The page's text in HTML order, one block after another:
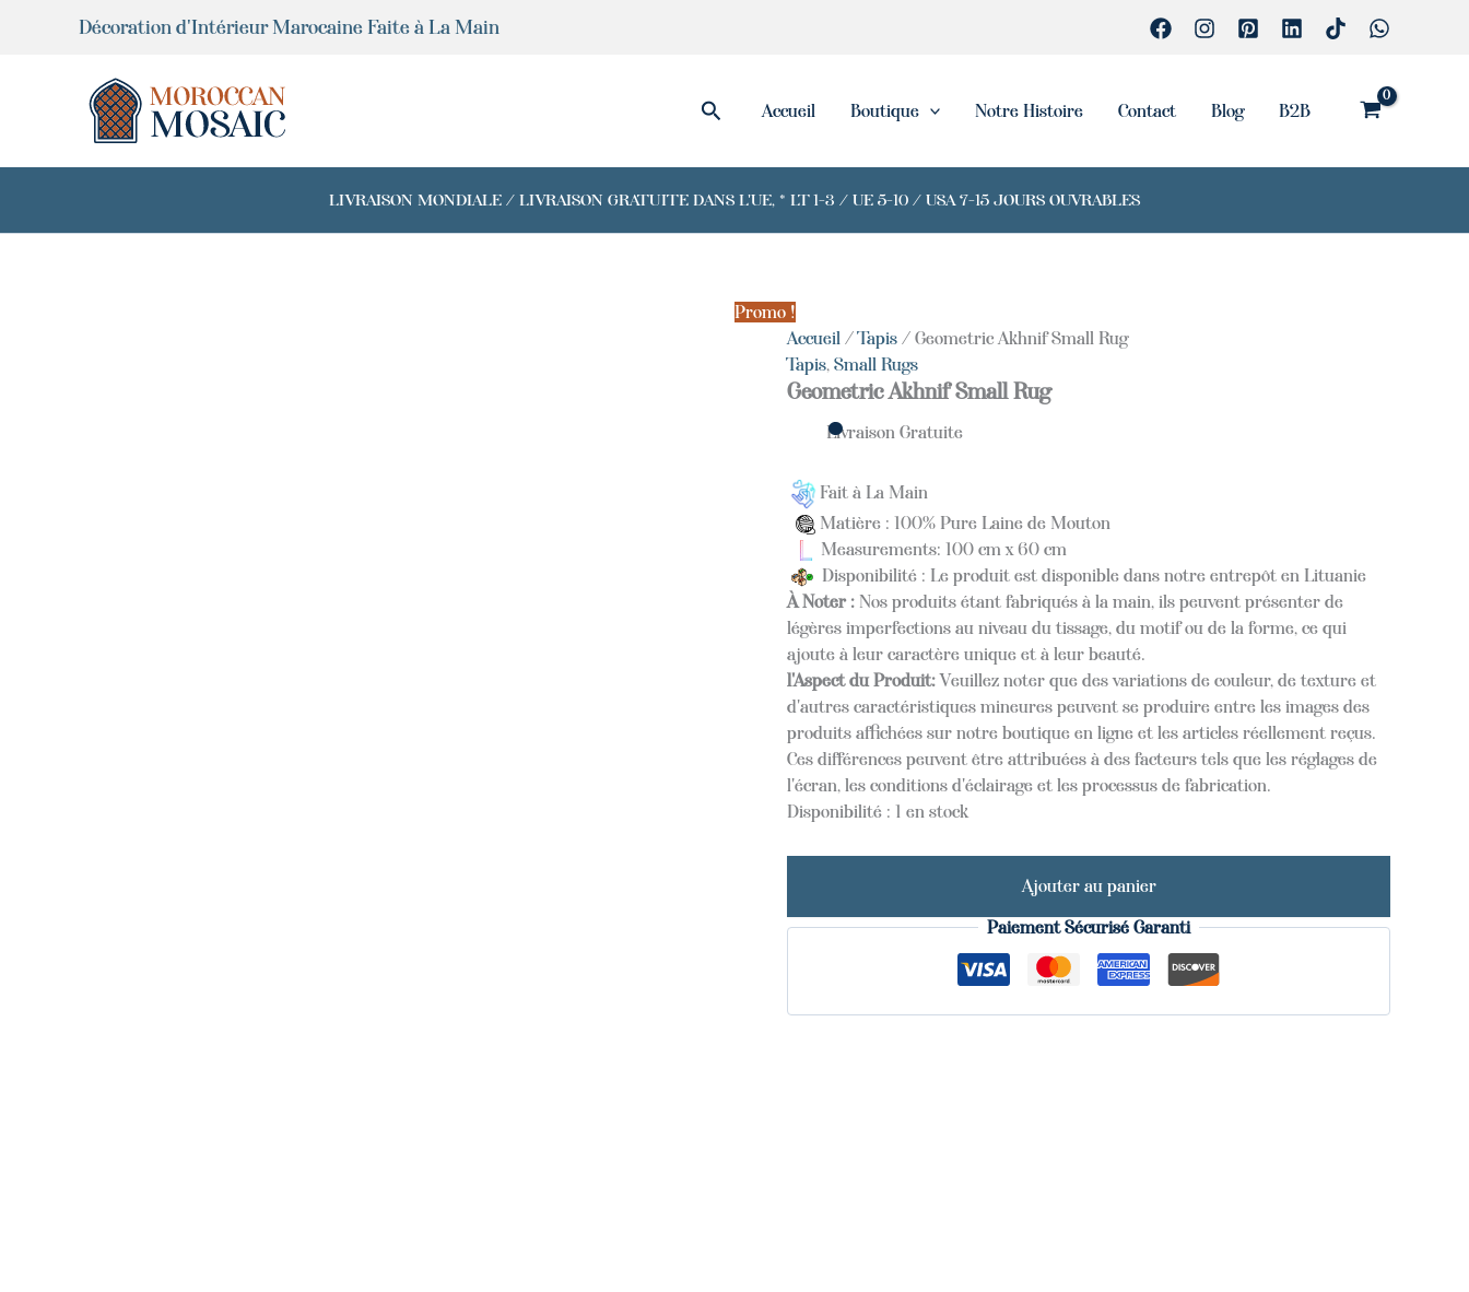
Décoration d'Intérieur Marocaine Faite à La Main
Rechercher
Accueil Boutique Notre Histoire Contact Blog B2B
LIVRAISON MONDIALE / LIVRAISON GRATUITE DANS L'UE, * LT 1-3 / UE 5-10 / USA 7-15 JOURS OUVRABLES
Promo !
Accueil /Tapis / Geometric Akhnif Small Rug
Tapis, Small Rugs
Geometric Akhnif Small Rug
Livraison Gratuite
Fait à La Main
Matière : 100% Pure Laine de Mouton
Measurements: 100 cm x 60 cm
Disponibilité : Le produit est disponible dans notre entrepôt en Lituanie
À Noter : Nos produits étant fabriqués à la main, ils peuvent présenter de
légères imperfections au niveau du tissage, du motif ou de la forme, ce qui
ajoute à leur caractère unique et à leur beauté.
l'Aspect du Produit:Veuillez noter que des variations de couleur, de texture et
d'autres caractéristiques mineures peuvent se produire entre les images des
produits affichées sur notre boutique en ligne et les articles réellement reçus.
Ces différences peuvent être attribuées à des facteurs tels que les réglages de
l'écran, les conditions d'éclairage et les processus de fabrication.
Disponibilité : 1 en stock
Rug
Ajouter au panier
Paiement Sécurisé Garanti
Small
Rug